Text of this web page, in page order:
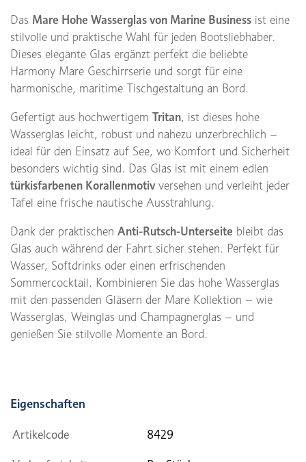
Das Mare Hohe Wasserglas von Marine Business ist eine
stilvolle und praktische Wahl für jeden Boots­liebhaber.
Dieses elegante Glas ergänzt perfekt die beliebte
Harmony Mare Geschirrserie und sorgt für eine
harmonische, maritime Tischgestaltung an Bord.
Gefertigt aus hochwertigem Tritan, ist dieses hohe
Wasserglas leicht, robust und nahezu unzerbrechlich –
ideal für den Einsatz auf See, wo Komfort und Sicherheit
besonders wichtig sind. Das Glas ist mit einem edlen
türkisfarbenen Korallenmotivversehen und verleiht jeder
Tafel eine frische nautische Ausstrahlung.
Dank der praktischen Anti-Rutsch-Unterseite bleibt das
Glas auch während der Fahrt sicher stehen. Perfekt für
Wasser, Softdrinks oder einen erfrischenden
Sommercocktail. Kombinieren Sie das hohe Wasserglas
mit den passenden Gläsern der Mare Kollektion – wie
Wasserglas, Weinglas und Champagnerglas – und
genießen Sie stilvolle Momente an Bord.
Eigenschaften
Artikelcode 8429